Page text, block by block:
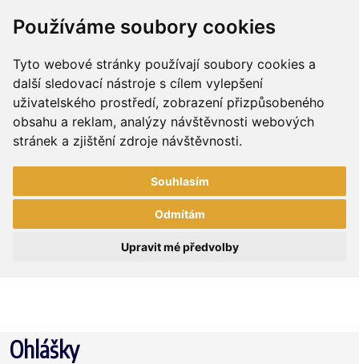
Používáme soubory cookies
Tyto webové stránky používají soubory cookies a
další sledovací nástroje s cílem vylepšení
uživatelského prostředí, zobrazení přizpůsobeného
obsahu a reklam, analýzy návštěvnosti webových
stránek a zjištění zdroje návštěvnosti.
Souhlasím
Odmítám
Upravit mé předvolby
Ohlášky